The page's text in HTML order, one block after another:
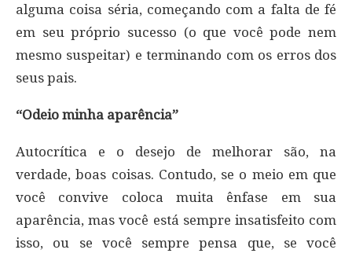
alguma coisa séria, começando com a falta de fé
em seu próprio sucesso (o que você pode nem
mesmo suspeitar) e terminando com os erros dos
seus pais.
“Odeio minha aparência”
Autocrítica e o desejo de melhorar são, na
verdade, boas coisas. Contudo, se o meio em que
você convive coloca muita ênfase em sua
aparência, mas você está sempre insatisfeito com
isso, ou se você sempre pensa que, se você